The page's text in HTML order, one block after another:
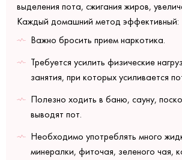
выделения пота, сжигания жиров,
Каждый домашний метод эффективный:
Важно бросить прием наркотика.
Требуется усилить физические
занятия, при которых усиливается
Полезно ходить в баню, сауну,
выводят пот.
Необходимо употреблять много
минералки, фиточая, зеленого чая,